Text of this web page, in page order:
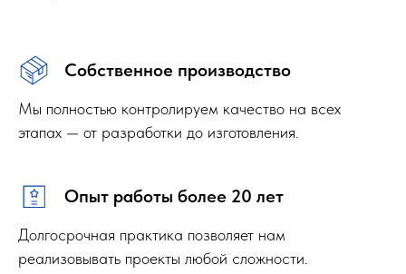
Собственное производство
Мы полностью контролируем качество на всех
этапах — от разработки до изготовления.
Опыт работы более 20 лет
Долгосрочная практика позволяет нам
реализовывать проекты любой сложности.